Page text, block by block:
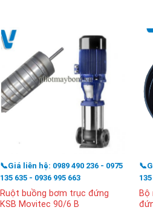
📞Giá liên hệ: 0989 490 236 - 0975
135 635 - 0936 995 663
Ruột buồng bơm trục đứng
KSB Movitec 90/6 B